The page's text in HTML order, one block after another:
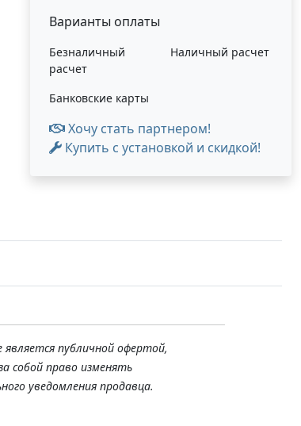
Варианты оплаты
Безналичный
расчет
Наличный расчет
Банковские карты
Хочу стать партнером!
Купить с установкой и скидкой!
публичной офертой,
собой право изменять
уведомления продавца.